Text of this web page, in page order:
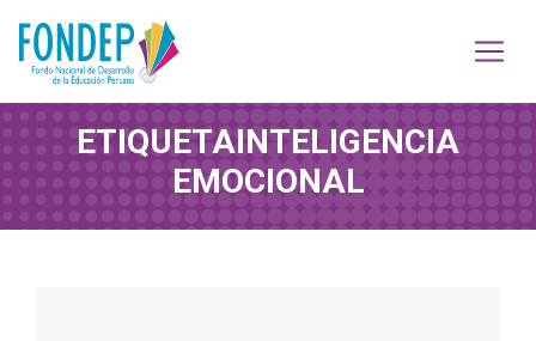
ETIQUETAINTELIGENCIA
EMOCIONAL